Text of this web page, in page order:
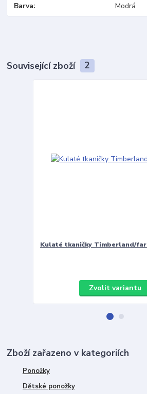
Barva Modrá
Související zboží 2
Kulaté tkaničky Timberland/
Zvolit variantu
Zboží zařazeno v kategoriích
Ponožky
Dětské ponožky